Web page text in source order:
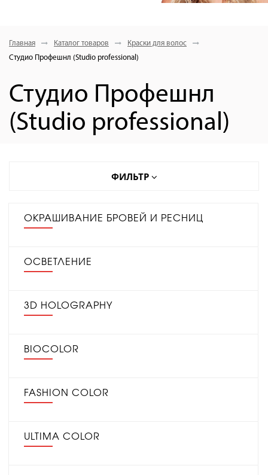
Главная Каталог товаров
Краски для волос
Студио Профешнл (Studio professional)
Студио Профешнл
(Studio professional)
ФИЛЬТР
ОКРАШИВАНИЕ БРОВЕЙ И РЕСНИЦ
ОСВЕТЛЕНИЕ
3D HOLOGRAPHY
BIOCOLOR
FASHION COLOR
ULTIMA COLOR